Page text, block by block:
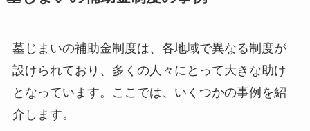
墓じまいの補助金制度は、各地域で異なる制度が
設けられており、多くの人々にとって大きな助け
となっています。ここでは、いくつかの事例を紹
介します。